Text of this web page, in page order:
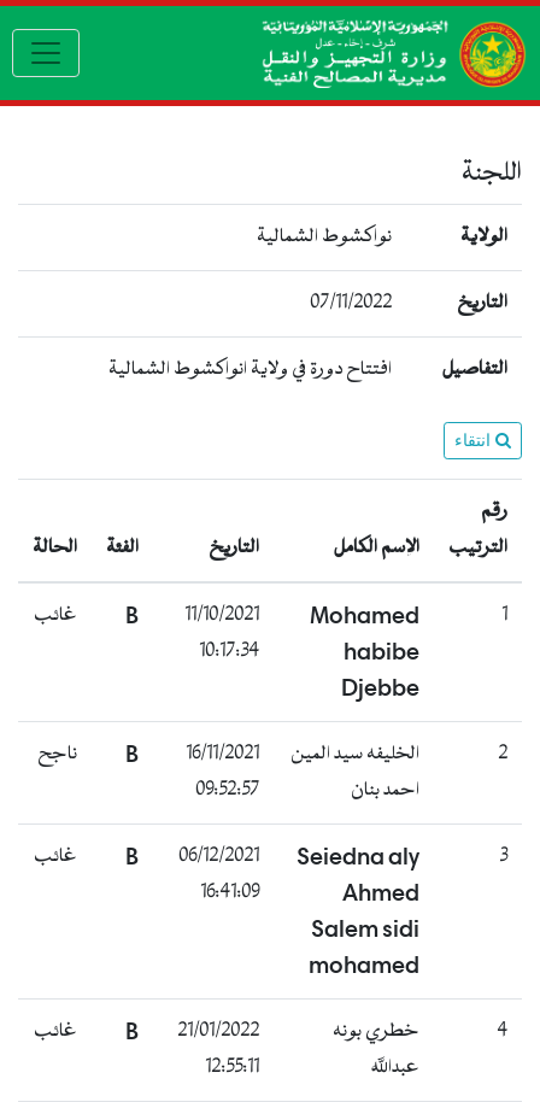
اللجنة
الولاية نواكشوط الشمالية
التاريخ 07/11/2022
التفاصيل افتتاح دورة في ولاية انواكشوط الشمالية
انتقاء
رقم
الترتيب
الإسم الكامل التاريخ الفئة الحالة
1
Mohamed
habibe
Djebbe
11/10/2021
10:17:34
B غائب
2
الخليفه سيد المين
احمد بنان
16/11/2021
09:52:57
B ناجح
3
Seiedna aly
Ahmed
Salem sidi
mohamed
06/12/2021
16:41:09
B غائب
4
خطري بونه
عبدالله
21/01/2022
12:55:11
B غائب